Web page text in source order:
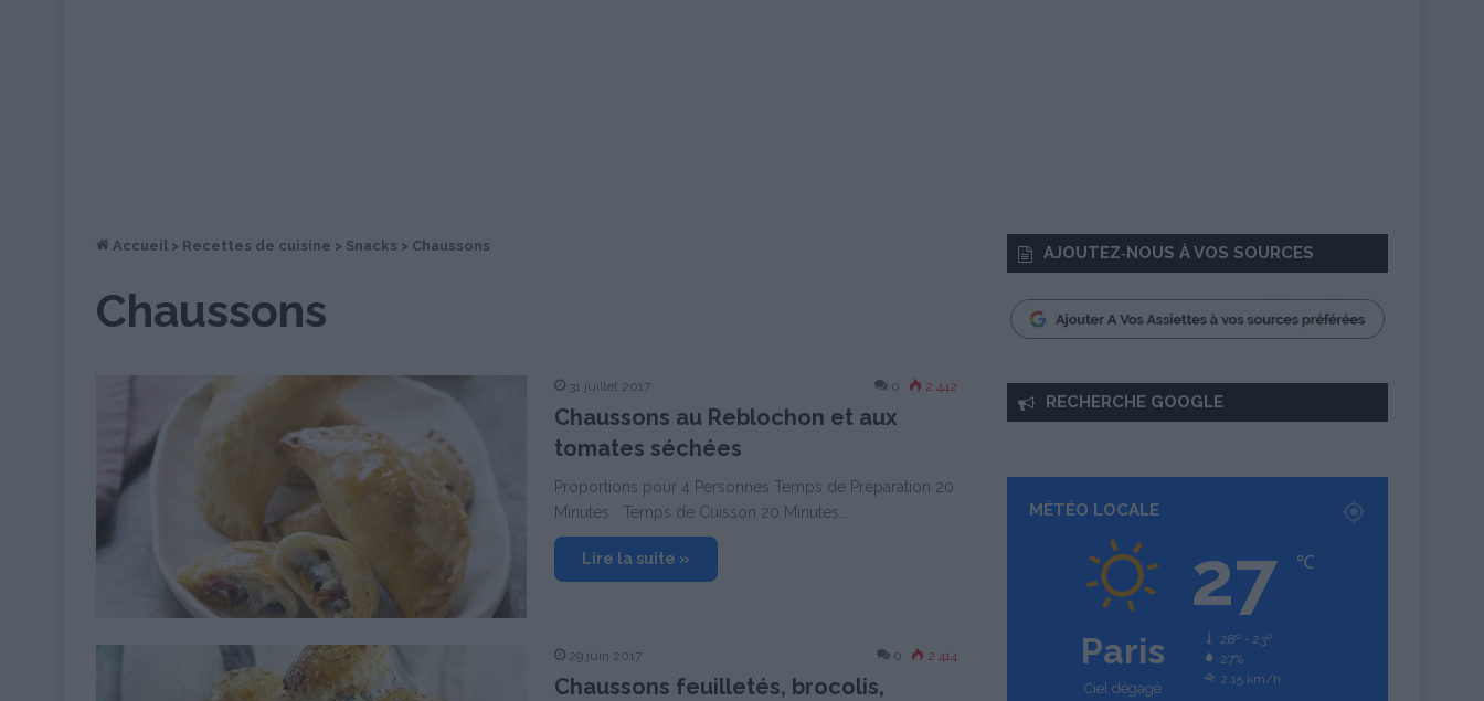
Accueil > Recettes de cuisine > Snacks > Chaussons
Chaussons
31 juillet 2017 0 2 442
Chaussons au Reblochon et aux
tomates séchées
Proportions pour 4 Personnes Temps de Préparation 20
Minutes Temps de Cuisson 20 Minutes…
Lire la suite »
29 juin 2017 0 2 414
Chaussons feuilletés, brocolis,
AJOUTEZ‑NOUS À VOS SOURCES
RECHERCHE GOOGLE
MÉTÉO LOCALE
Paris
Ciel dégagé
27 ℃
28º - 23º
27%
2.15 km/h